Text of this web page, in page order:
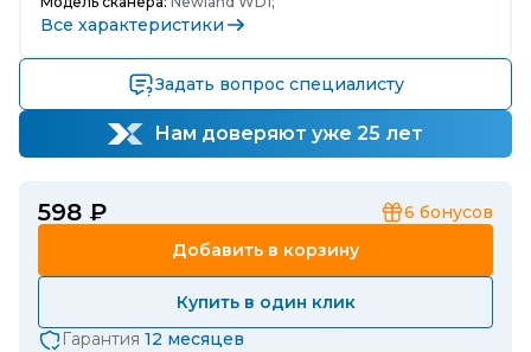
Все характеристики
Задать вопрос специалисту
Нам доверяют уже 25 лет
598 ₽ 6 бонусов
Добавить в корзину
Купить в один клик
Гарантия 12 месяцев